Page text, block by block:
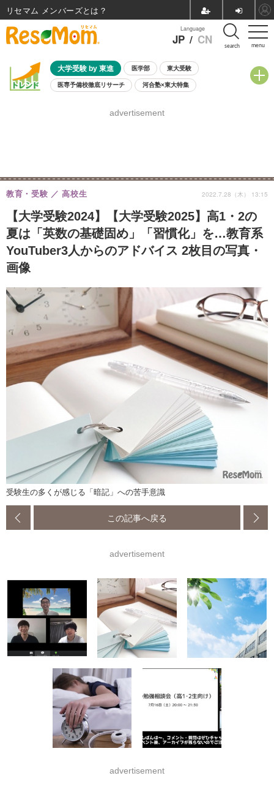
menu
Language
JP / CN search
大学受験 by 東進 医学部 東大受験
医専予備校徹底リサーチ 河合塾×東大特集
8月開催学校説明会・相談会
advertisement
【大学受験2024】【大学受験2025】高1・2の
夏は「英数の基礎固め」「習慣化」を…教育系
YouTuber3人からのアドバイス 2枚目の写真・
画像
教育・受験 高校生 2022.7.28（木） 13:15
受験生の多くが感じる「暗記」への苦手意識
この記事へ戻る
advertisement
advertisement
リセマム メンバーズ